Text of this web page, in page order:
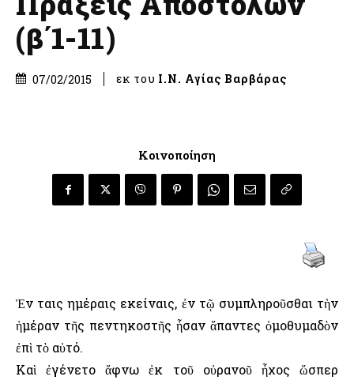
(β΄1-11)
07/02/2015 εκ του Ι.Ν. Αγίας Βαρβάρας
Κοινοποίηση
Ἐν ταις ημέραις εκείναις, ἐν τῷ συμπληροῦσθαι τὴν
ἡμέραν τῆς πεντηκοστῆς ἦσαν ἅπαντες ὁμοθυμαδὸν
ἐπὶ τὸ αὐτό.
Καὶ ἐγένετο ἄφνω ἐκ τοῦ οὐρανοῦ ἦχος ὥσπερ